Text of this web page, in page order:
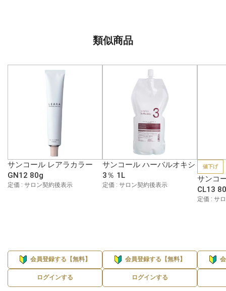
類似商品
サンコール レアラカラー
GN12 80g
定価 : サロン契約後表示
会員登録する【無料】
ログインする
サンコール ハーバルオキシ
3％ 1L
定価 : サロン契約後表示
会員登録する【無料】
ログインする
値下げ
サンコ
CL13
定価 : サ